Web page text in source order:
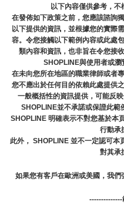
以下內容僅供參考，不
在發佈如下政策之前，您應該諮詢
以下提供的資訊，並根據您的實際
容。令您接觸以下範例內容或此處
類內容和資訊，也非旨在令您接
SHOPLINE與使用者或瀏
在未向您所在地區的職業律師或者
您不應出於任何目的依賴此處提供
一般概括性的資訊提供，可能反
SHOPLINE並不承諾或保證此範
SHOPLINE 明確表示不對您基於本
行動承
此外， SHOPLINE 並不一定認可本
對其承
如果您有客戶在歐洲或美國，我們